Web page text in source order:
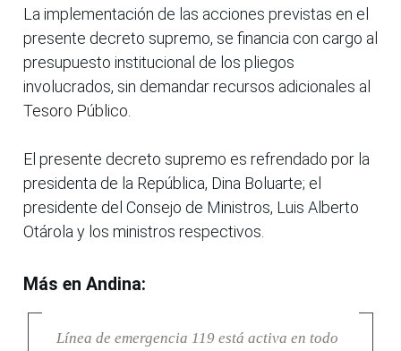
La implementación de las acciones previstas en el
presente decreto supremo, se financia con cargo al
presupuesto institucional de los pliegos
involucrados, sin demandar recursos adicionales al
Tesoro Público.
El presente decreto supremo es refrendado por la
presidenta de la República, Dina Boluarte; el
presidente del Consejo de Ministros, Luis Alberto
Otárola y los ministros respectivos.
Más en Andina:
Línea de emergencia 119 está activa en todo